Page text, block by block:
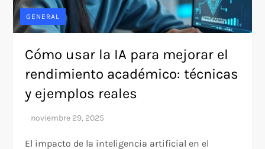
GENERAL
Cómo usar la IA para mejorar el
rendimiento académico: técnicas
y ejemplos reales
El impacto de la inteligencia artificial en el